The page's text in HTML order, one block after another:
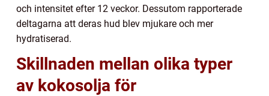
och intensitet efter 12 veckor. Dessutom rapporterade
deltagarna att deras hud blev mjukare och mer
hydratiserad.
Skillnaden mellan olika typer
av kokosolja för